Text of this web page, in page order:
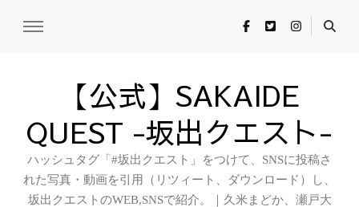
【公式】SAKAIDE
QUEST -坂出クエスト-
ハッシュタグ「#坂出クエスト」をつけて、SNSに投稿さ
れた写真・動画を引用（リツィート、ダウンロード）し、
坂出クエストのWEB,SNSで紹介。｜久米まどか、瀬戸大